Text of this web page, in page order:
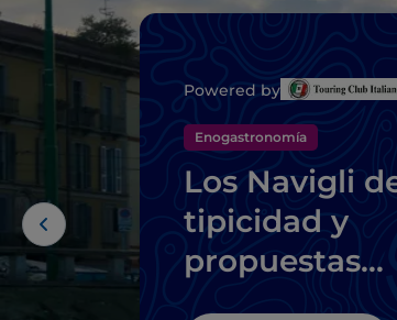
Powered by
Enogastronomía
Los Navigli
tipicidad y
propuestas